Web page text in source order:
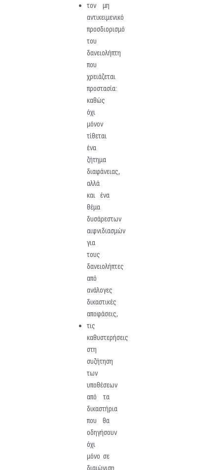
τον μη
αντικειμενικό
προσδιορισμό
του
δανειολήπτη
που
χρειάζεται
προστασία:
καθώς
όχι
μόνον
τίθεται
ένα
ζήτημα
διαφάνειας,
αλλά
και ένα
θέμα
δυσάρεστων
αιφνιδιασμών
για
τους
δανειολήπτες
από
ανάλογες
δικαστικές
αποφάσεις,
τις
καθυστερήσεις
στη
συζήτηση
των
υποθέσεων
από τα
δικαστήρια
που θα
οδηγήσουν
όχι
μόνο σε
διαιώνιση